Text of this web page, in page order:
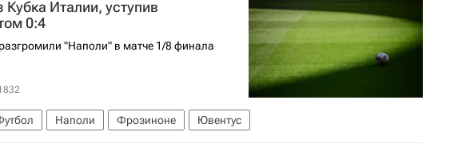
Италии по футболу)
Италии, уступив
0:4
"Наполи" в матче 1/8 финала
Наполи Фрозиноне Ювентус